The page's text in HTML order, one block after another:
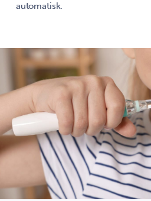
automatisk.